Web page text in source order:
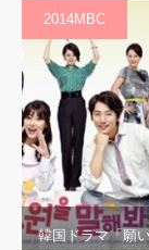
2014MBC
韓国ドラマ「願